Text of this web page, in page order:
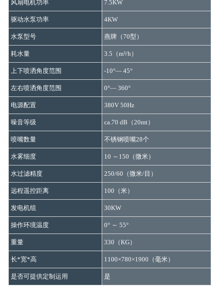
风扇电机功率 7.5KW
驱动水泵功率 4KW
水泵型号 燕牌（70型）
耗水量 3.5（m³/h）
上下喷洒角度范围 -10°— 45°
左右喷洒角度范围 0°— 360°
电源配置 380V 50Hz
噪音等级 ca.70 dB（20mt）
喷嘴数量 不锈钢喷嘴28个
水雾细度 10 ～150（微米）
水过滤精度 250/60（微米/目）
远程遥控距离 100（米）
发电机组 30KW
操作环境温度 0° ～ 55°
重量 330（KG）
长*宽*高 1100×780×1900（毫米）
是否可提供定制运用 是